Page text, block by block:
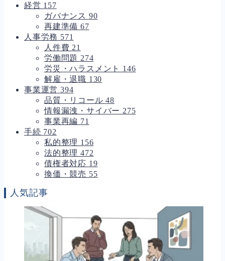
経営 157
ガバナンス 90
再建準備 67
人事労務 571
人件費 21
労働問題 274
労災・ハラスメント 146
解雇・退職 130
事業運営 394
品質・リコール48
情報漏洩・サイバー 275
事業再編 71
手続 702
私的整理 156
法的整理 472
債権者対応 19
換価・競売 55
人気記事